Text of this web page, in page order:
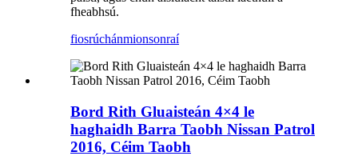
fheabhsú.
fiosrúchánmionsonraí
Bord Rith Gluaisteán 4×4 le
haghaidh Barra Taobh Nissan Patrol
2016, Céim Taobh